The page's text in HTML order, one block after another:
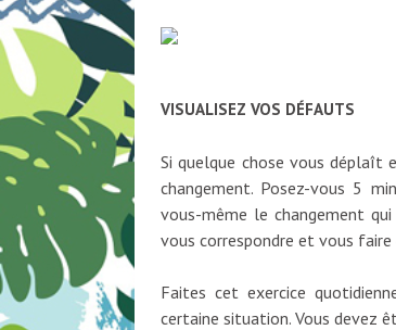
VISUALISEZ VOS DÉFAUTS
Si quelque chose vous déplaît
changement. Posez-vous 5
vous-même le changement
vous correspondre et vous faire
Faites cet exercice
certaine situation. Vous devez